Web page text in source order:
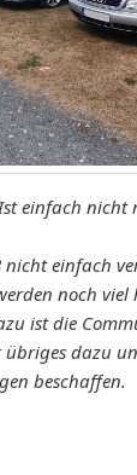
einfach nicht
einfach
noch
ist die
dazu
beschaffen.